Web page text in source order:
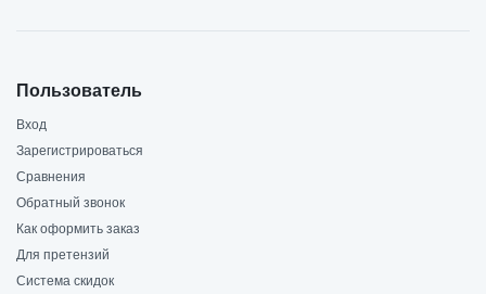
Пользователь
Вход
Зарегистрироваться
Сравнения
Обратный звонок
Как оформить заказ
Для претензий
Система скидок